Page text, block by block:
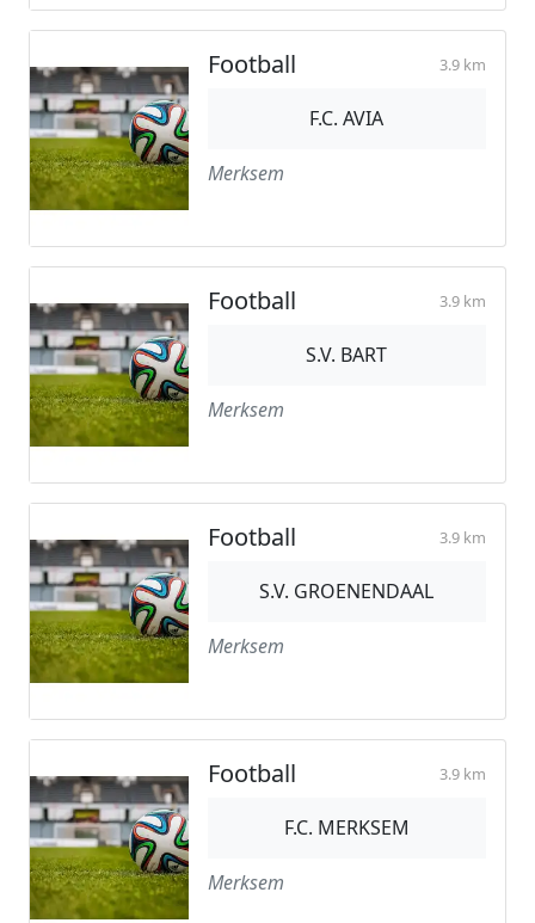
Football 3.9 km
F.C. AVIA
Merksem
Football 3.9 km
S.V. BART
Merksem
Football 3.9 km
S.V. GROENENDAAL
Merksem
Football 3.9 km
F.C. MERKSEM
Merksem